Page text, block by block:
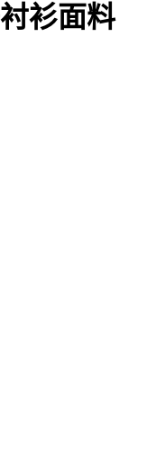
衫面料